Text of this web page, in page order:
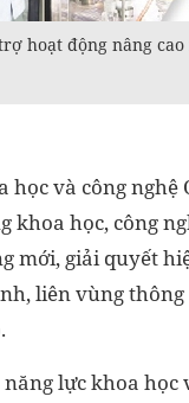
hoạt động nâng
học và công
khoa học, công
mới, giải quyết
liên vùng
lực khoa